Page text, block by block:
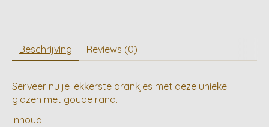
Beschrijving Reviews (0)
Serveer nu je lekkerste drankjes met deze unieke
glazen met goude rand.
inhoud: